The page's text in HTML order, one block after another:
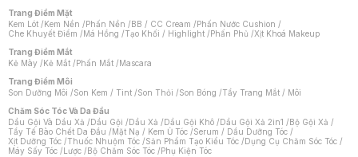
Trang Điểm Mặt
Kem Lót /Kem Nền /Phấn Nền /BB / CC Cream /Phấn Nước Cushion /
Che Khuyết Điểm /Má Hồng /Tạo Khối / Highlight /Phấn Phủ /Xịt Khoá Makeup
Trang Điểm Mắt
Kẻ Mày /Kẻ Mắt /Phấn Mắt /Mascara
Trang Điểm Môi
Son Dưỡng Môi /Son Kem / Tint /Son Thỏi /Son Bóng /Tẩy Trang Mắt / Môi
Chăm Sóc Tóc Và Da Đầu
Dầu Gội Và Dầu Xả /Dầu Gội /Dầu Xả /Dầu Gội Khô /Dầu Gội Xả 2in1 /Bộ Gội Xả /
Tẩy Tế Bào Chết Da Đầu /Mặt Nạ / Kem Ủ Tóc /Serum / Dầu Dưỡng Tóc /
Xịt Dưỡng Tóc /Thuốc Nhuộm Tóc /Sản Phẩm Tạo Kiểu Tóc /Dụng Cụ Chăm Sóc Tóc /
Máy Sấy Tóc /Lược /Bộ Chăm Sóc Tóc /Phụ Kiện Tóc